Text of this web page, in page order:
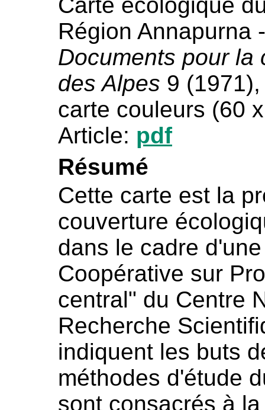
Carte écologique
Région Annapurna
Documents pour la
des Alpes 9
carte couleurs (60
Article: pdf
Résumé
Cette carte est la
couverture
dans le cadre
Coopérative sur
central" du Centre
Recherche
indiquent les buts
méthodes d'étude
sont consacrés à